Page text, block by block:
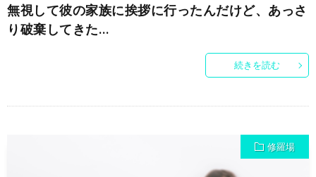
無視して彼の家族に挨拶に行ったんだけど、あっさ
り破棄してきた…
続きを読む
修羅場